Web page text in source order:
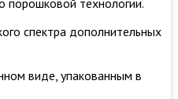
технологии.
спектра дополнительных
виде, упакованным в